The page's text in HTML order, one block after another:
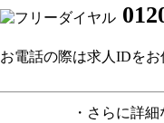
お電話の際は求人IDをお
・さらに詳